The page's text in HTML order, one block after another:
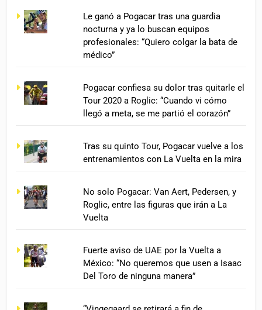
Le ganó a Pogacar tras una guardia
nocturna y ya lo buscan equipos
profesionales: “Quiero colgar la bata de
médico”
Pogacar confiesa su dolor tras quitarle el
Tour 2020 a Roglic: “Cuando vi cómo
llegó a meta, se me partió el corazón”
Tras su quinto Tour, Pogacar vuelve a los
entrenamientos con La Vuelta en la mira
No solo Pogacar: Van Aert, Pedersen, y
Roglic, entre las figuras que irán a La
Vuelta
Fuerte aviso de UAE por la Vuelta a
México: “No queremos que usen a Isaac
Del Toro de ninguna manera”